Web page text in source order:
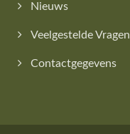
Nieuws
Veelgestelde Vragen
Contactgegevens